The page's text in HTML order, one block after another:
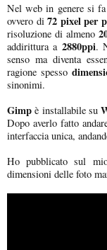
Nel web in genere si
ovvero di72 pixel per
risoluzione di almeno
addirittura a2880ppi.
senso ma diventa
ragione spesso
sinonimi.
Gimp è installabile su
Dopo averlo fatto
interfaccia unica,
Ho pubblicato sul
dimensioni delle foto